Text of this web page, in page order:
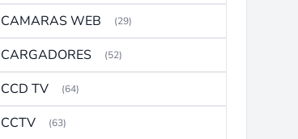
CAMARAS WEB (29)
CARGADORES (52)
CCD TV (64)
CCTV (63)